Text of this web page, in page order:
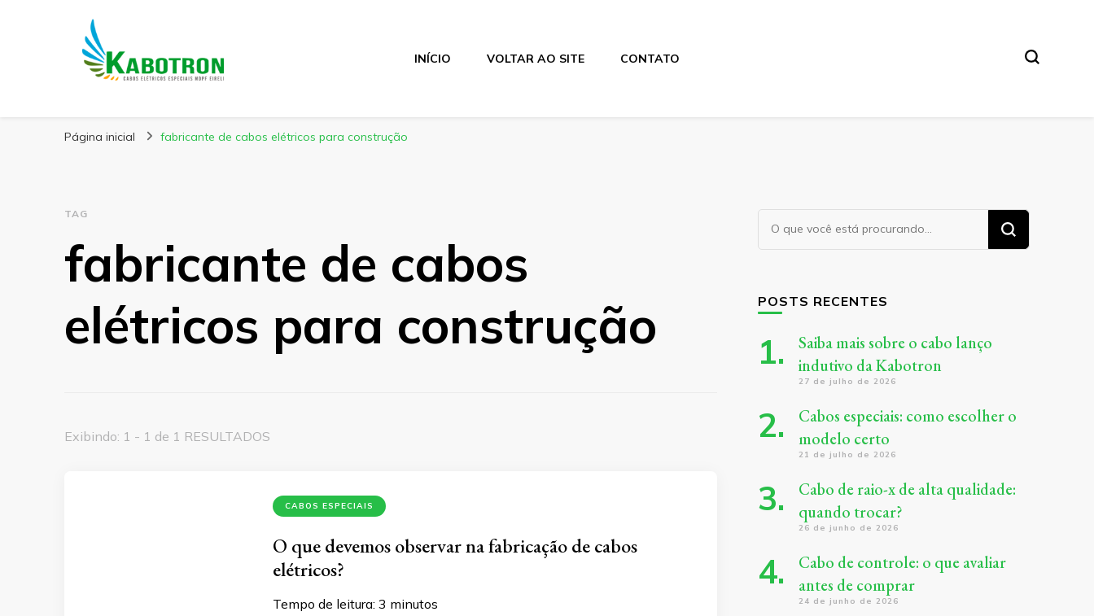
Kabotron
INÍCIO VOLTAR AO SITE CONTATO
Página inicial fabricante de cabos elétricos para construção
TAG
fabricante de cabos
elétricos para construção
Exibindo: 1 - 1 de 1 RESULTADOS
CABOS ESPECIAIS
O que devemos observar na fabricação de cabos
elétricos?
Tempo de leitura: 3 minutos
Procurando
algo?
POSTS RECENTES
Saiba mais sobre o cabo lanço
indutivo da Kabotron
27 de julho de 2026
Cabos especiais: como escolher o
modelo certo
21 de julho de 2026
Cabo de raio-x de alta qualidade:
quando trocar?
26 de junho de 2026
Cabo de controle: o que avaliar
antes de comprar
24 de junho de 2026